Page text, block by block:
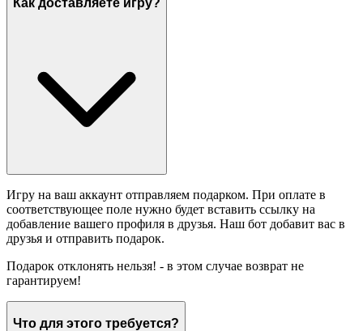
Игру на ваш аккаунт отправляем подарком. При оплате в
соответствующее поле нужно будет вставить ссылку на
добавление вашего профиля в друзья. Наш бот добавит вас в
друзья и отправить подарок.
Подарок отклонять нельзя! - в этом случае возврат не
гарантируем!
Что для этого требуется?